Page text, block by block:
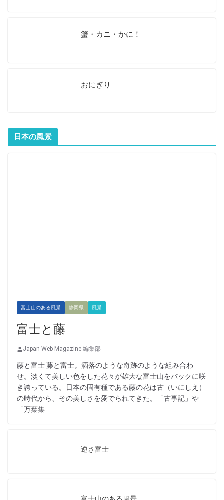
蟹・カニ・かに！
おにぎり
日本の風景
富士山のある風景 静岡県 風景
富士と藤
Japan Web Magazine 編集部
藤と富士 藤と富士。洒落のような奇跡のような組み合わ
せ。淡くて美しい色をした花々が雄大な富士山をバックに咲
き誇っている。日本の固有種である藤の花は古（いにしえ）
の時代から、その美しさを愛でられてきた。「古事記」や
「万葉集
逆さ富士